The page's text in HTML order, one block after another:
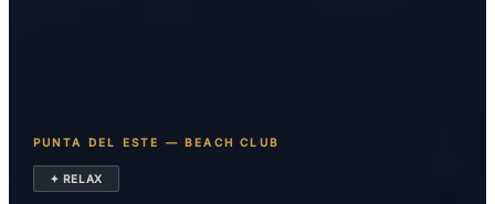
PUNTA DEL ESTE — BEACH CLUB
✦ RELAX